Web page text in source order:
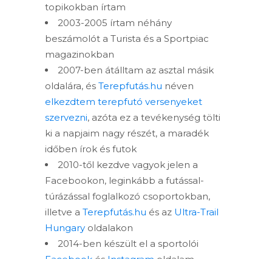
topikokban írtam
2003-2005 írtam néhány
beszámolót a Turista és a Sportpiac
magazinokban
2007-ben átálltam az asztal másik
oldalára, és Terepfutás.hu néven
elkezdtem terepfutó versenyeket
szervezni, azóta ez a tevékenység tölti
ki a napjaim nagy részét, a maradék
időben írok és futok
2010-től kezdve vagyok jelen a
Facebookon, leginkább a futással-
túrázással foglalkozó csoportokban,
illetve a Terepfutás.hu és az Ultra-Trail
Hungary oldalakon
2014-ben készült el a sportolói